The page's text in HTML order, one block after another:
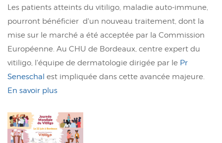
Les patients atteints du vitiligo, maladie auto-immune,
pourront bénéficier d'un nouveau traitement, dont la
mise sur le marché a été acceptée par la Commission
Européenne. Au CHU de Bordeaux, centre expert du
vitiligo, l'équipe de dermatologie dirigée par le Pr
Seneschal est impliquée dans cette avancée majeure.
En savoir plus